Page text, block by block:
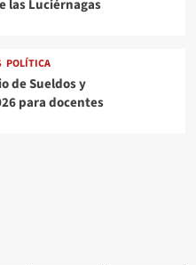
las Luciérnagas
POLÍTICA
de Sueldos y
para docentes